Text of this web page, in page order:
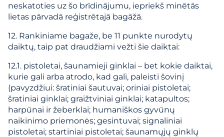
neskatoties uz šo brīdinājumu, iepriekš minētās
lietas pārvadā reģistrētajā bagāžā.
12. Rankiniame bagaže, be 11 punkte nurodytų
daiktų, taip pat draudžiami vežti šie daiktai:
12.1. pistoletai, šaunamieji ginklai – bet kokie daiktai,
kurie gali arba atrodo, kad gali, paleisti šovinį
(pavyzdžiui: šratiniai šautuvai; oriniai pistoletai;
šratiniai ginklai; graižtviniai ginklai; katapultos;
harpūnai ir žeberklai; humaniškos gyvūnų
naikinimo priemonės; gesintuvai; signaliniai
pistoletai; startiniai pistoletai; šaunamųjų ginklų